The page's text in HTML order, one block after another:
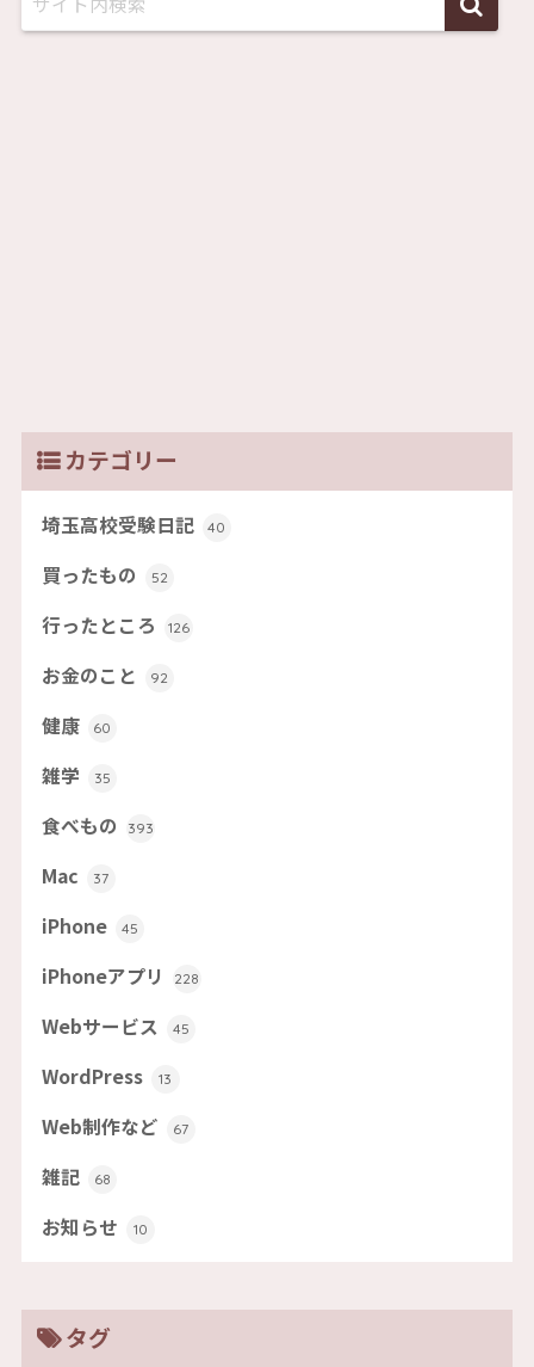
カテゴリー
埼玉高校受験日記 40
買ったもの 52
行ったところ 126
お金のこと 92
健康 60
雑学 35
食べもの 393
Mac 37
iPhone 45
iPhoneアプリ 228
Webサービス 45
WordPress 13
Web制作など 67
雑記 68
お知らせ 10
タグ